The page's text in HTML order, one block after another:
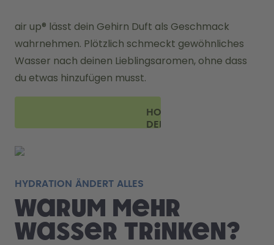
air up® lässt dein Gehirn Duft als Geschmack
wahrnehmen. Plötzlich schmeckt gewöhnliches
Wasser nach deinen Lieblingsaromen, ohne dass
du etwas hinzufügen musst.
HOL DIR
DEINE
HYDRATION ÄNDERT ALLES
Warum mehr
Wasser trinken?